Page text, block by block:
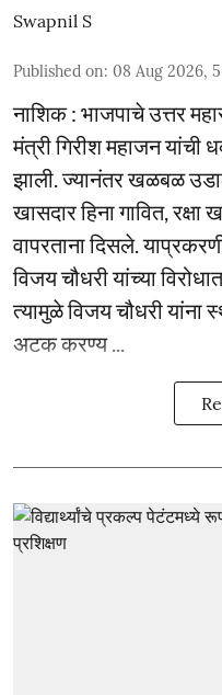
Swapnil S
Published on: 08 Aug 2026,
नाशिक : भाजपाचे उत्तर
मंत्री गिरीश महाजन
झाली. ज्यानंतर खळबळ
खासदार हिना गावित, रक्षा
वापरताना दिसले.
विजय चौधरी यांच्या
त्यामुळे विजय चौधरी
अटक करण्य ...